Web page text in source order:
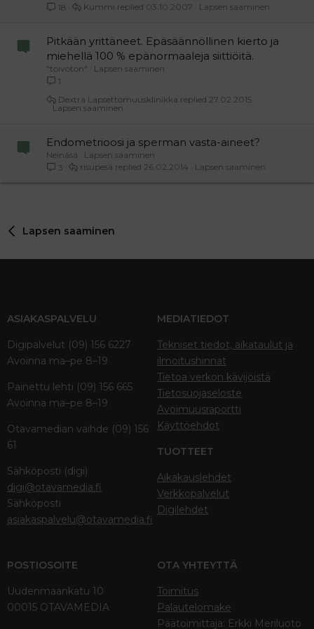
18
Lapsen saaminen
03.10.2007
Kummi
Pitkään yrittäneet. Epäsäännöllinen kierto ja
miehellä 100 % epänormaaleja siittiöitä.
"toivoton"
Lapsen saaminen
1
Lapsen saaminen
27.02.2015
Dextra Lapsettomuusklinikka
Endometrioosi ja sperman vasta-aineet?
Neinäsä
Lapsen saaminen
3
Lapsen saaminen
26.02.2014
risupesä
Lapsen saaminen
ASIAKASPALVELU
Digipalvelut (09) 156 6227
Avoinna ma–pe 8–19
Painettu lehti (09) 156 665
Avoinna ma–pe 8–19
Otavamedian vaihde (09) 156
61
Sähköposti (digi)
digi@otavamedia.fi
Sähköposti
asiakaspalvelu@otavamedia.fi
MEDIATIEDOT
Tekniset tiedot, aikataulut ja
ilmoitushinnat
Tietoa verkon kävijöistä
Tietosuojaseloste
Avoimuusraportti
Käyttöehdot
TUOTTEET
Aikakauslehdet
Verkkopalvelut
Digilehdet
POSTIOSOITE
Uudenmaankatu 10
00015 OTAVAMEDIA
OTA YHTEYTTÄ
Toimitus
Palautelomake
Päätoimittaja: Erkki Meriluoto